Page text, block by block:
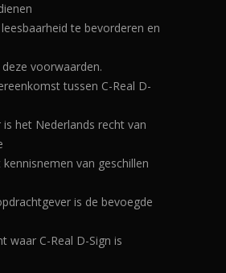
te bevorderen en
voorwaarden.
tussen C-Real D-
het Nederlands recht van
van geschillen
is de bevoegde
waar C-Real D-Sign is